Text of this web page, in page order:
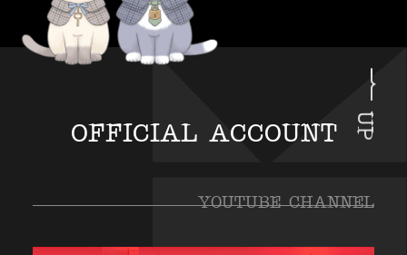
UP
OFFICIAL ACCOUNT
YOUTUBE CHANNEL